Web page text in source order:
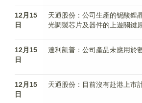
12月15
日
天通股份：公司生產的铌酸鋰
光調製芯片及器件的上遊關鍵
12月15
日
達利凱普：公司產品未應用於
12月15
日
天通股份：目前沒有赴港上市